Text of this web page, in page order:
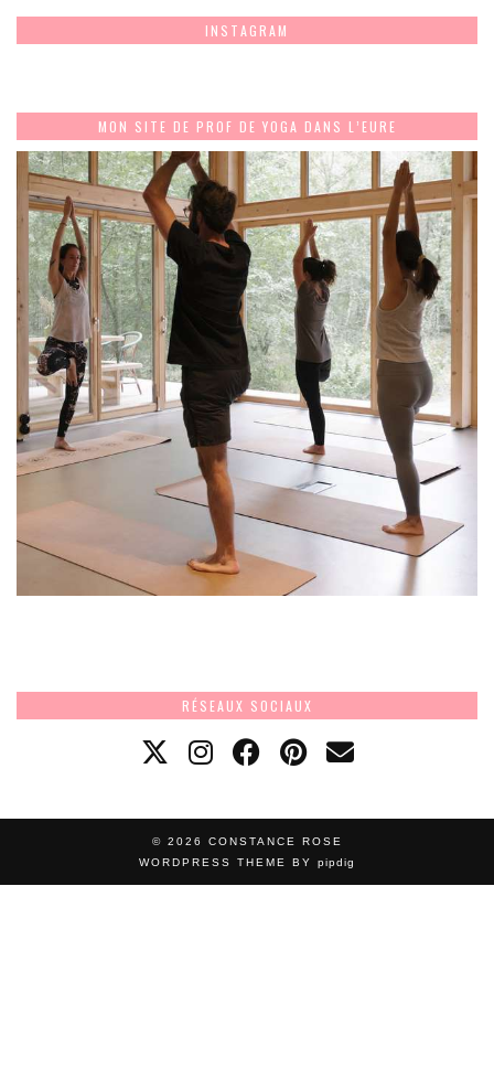
INSTAGRAM
MON SITE DE PROF DE YOGA DANS L’EURE
RÉSEAUX SOCIAUX
© 2026 CONSTANCE ROSE
WORDPRESS THEME BY pipdig